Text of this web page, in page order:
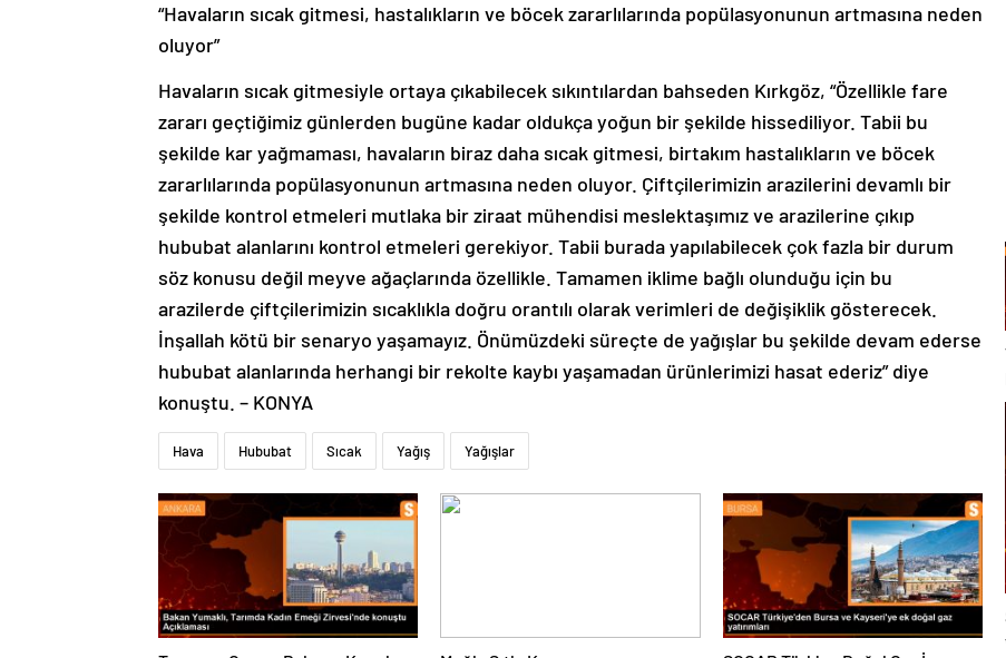
“Havaların sıcak gitmesi, hastalıkların ve böcek zararlılarında popülasyonunun artmasına neden
oluyor”
Havaların sıcak gitmesiyle ortaya çıkabilecek sıkıntılardan bahseden Kırkgöz, “Özellikle fare
zararı geçtiğimiz günlerden bugüne kadar oldukça yoğun bir şekilde hissediliyor. Tabii bu
şekilde kar yağmaması, havaların biraz daha sıcak gitmesi, birtakım hastalıkların ve böcek
zararlılarında popülasyonunun artmasına neden oluyor. Çiftçilerimizin arazilerini devamlı bir
şekilde kontrol etmeleri mutlaka bir ziraat mühendisi meslektaşımız ve arazilerine çıkıp
hububat alanlarını kontrol etmeleri gerekiyor. Tabii burada yapılabilecek çok fazla bir durum
söz konusu değil meyve ağaçlarında özellikle. Tamamen iklime bağlı olunduğu için bu
arazilerde çiftçilerimizin sıcaklıkla doğru orantılı olarak verimleri de değişiklik gösterecek.
İnşallah kötü bir senaryo yaşamayız. Önümüzdeki süreçte de yağışlar bu şekilde devam ederse
hububat alanlarında herhangi bir rekolte kaybı yaşamadan ürünlerimizi hasat ederiz” diye
konuştu. – KONYA
Hava Hububat Sıcak Yağış Yağışlar